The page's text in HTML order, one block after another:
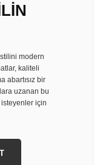
modern
kaliteli
abartısız bir
uzanan bu
için